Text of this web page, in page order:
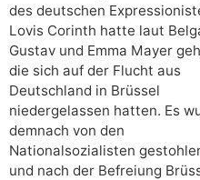
des deutschen
Lovis Corinth hatte laut
Gustav und Emma Mayer
die sich auf der Flucht aus
Deutschland in Brüssel
niedergelassen hatten. Es
demnach von den
Nationalsozialisten
und nach der Befreiung